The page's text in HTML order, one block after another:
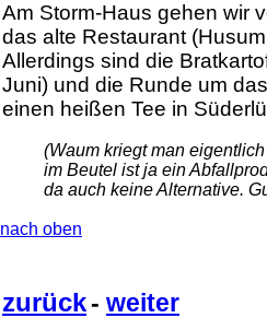
Am Storm-Haus gehen wir
das alte Restaurant
Allerdings sind die
Juni) und die Runde um
einen heißen Tee in
(Waum kriegt man
im Beutel ist ja ein
da auch keine Alternative.
nach oben
zurück- weiter